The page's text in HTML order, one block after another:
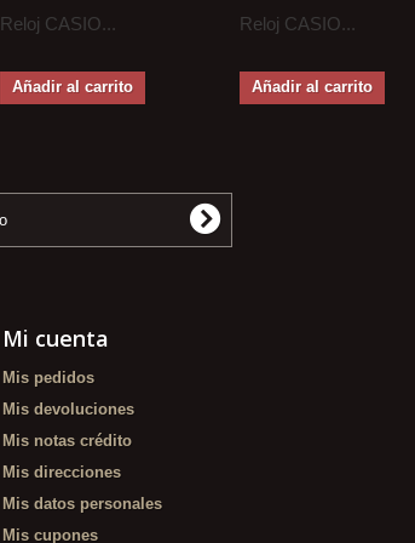
Reloj CASIO...
Añadir al carrito
Reloj CASIO...
Añadir al carrito
Mi cuenta
Mis pedidos
Mis devoluciones
Mis notas crédito
Mis direcciones
Mis datos personales
Mis cupones